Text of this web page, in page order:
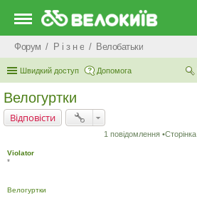
Форум Р i з н е Велобатьки
Швидкий доступ Допомога
Велогуртки
Відповісти
1 повідомлення •Сторінка
Violator
*
Велогуртки